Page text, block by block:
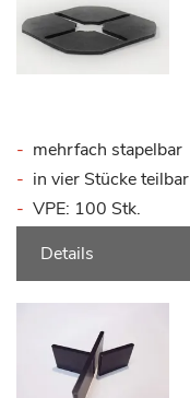
mehrfach stapelbar
in vier Stücke teilbar
VPE: 100 Stk.
Details